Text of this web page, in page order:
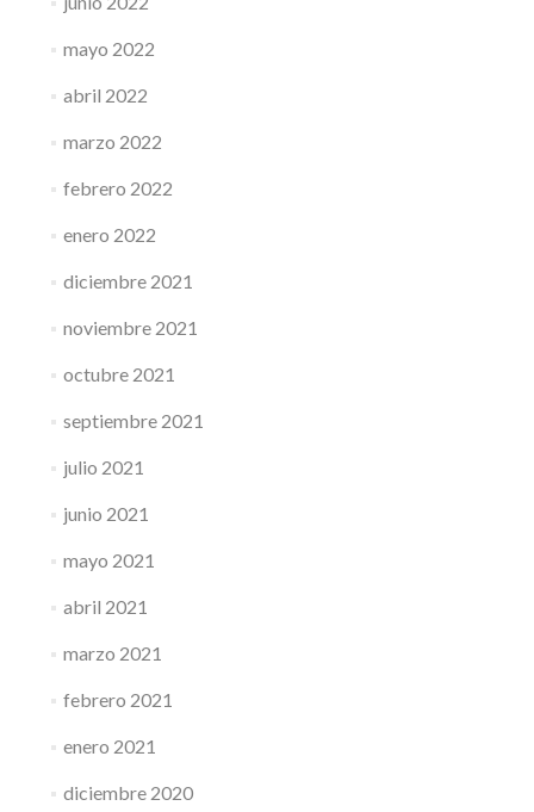
mayo 2022
abril 2022
marzo 2022
febrero 2022
enero 2022
diciembre 2021
noviembre 2021
octubre 2021
septiembre 2021
julio 2021
junio 2021
mayo 2021
abril 2021
marzo 2021
febrero 2021
enero 2021
diciembre 2020